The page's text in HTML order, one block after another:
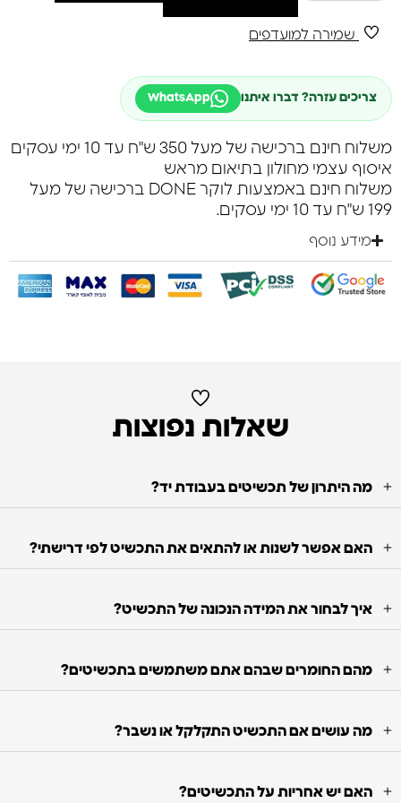
שמירה למועדפים
צריכים עזרה? דברו איתנו WhatsApp
משלוח חינם ברכישה של מעל 350 ש"ח עד 10 ימי עסקים
איסוף עצמי מחולון בתיאום מראש
משלוח חינם באמצעות לוקר DONE ברכישה של מעל
199 ש"ח עד 10 ימי עסקים.
מידע נוסף
שאלות נפוצות
מה היתרון של תכשיטים בעבודת יד?
האם אפשר לשנות או להתאים את התכשיט לפי דרישתי?
איך לבחור את המידה הנכונה של התכשיט?
מהם החומרים שבהם אתם משתמשים בתכשיטים?
מה עושים אם התכשיט התקלקל או נשבר?
האם יש אחריות על התכשיטים?